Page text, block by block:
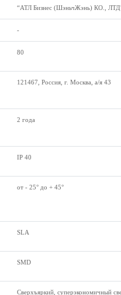
“АТЛ Бизнес (ШэньчЖэнь) КО.,
-
80
121467, Россия, г. Москва, а/я 43
2 года
IP 40
от - 25° до + 45°
SLA
SMD
Сверхъяркий, суперэкономичный